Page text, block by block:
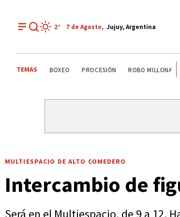
2° 7 de Agosto, Jujuy, Argentina
TEMASPALPALÁ EL CARMEN ALTO COMEDERO
MULTIESPACIO DE ALTO COMEDERO
Intercambio de
Será en el Multiespacio, de 9 a 12.